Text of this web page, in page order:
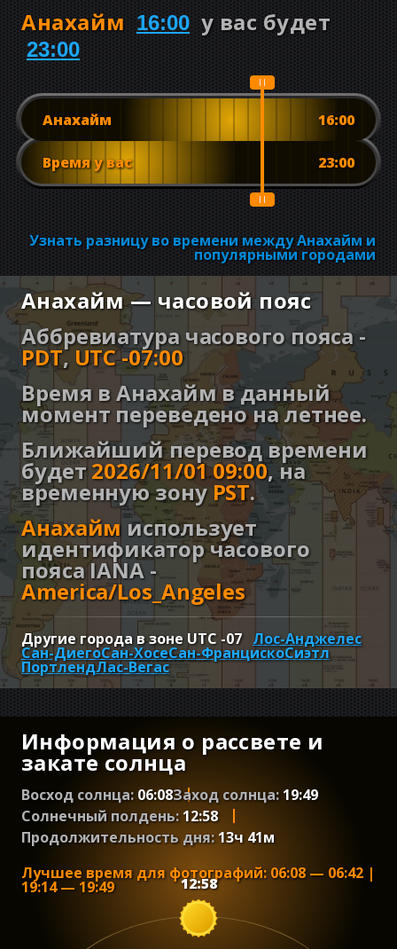
Анахайм 16:00 у вас будет
23:00
Анахайм 16:00
Время у вас 23:00
Узнать разницу во времени между Анахайм и
популярными городами
Анахайм — часовой пояс
Аббревиатура часового пояса -
PDT, UTC -07:00
Время в Анахайм в данный
момент переведено на летнее.
Ближайший перевод времени
будет2026/11/01 09:00, на
временную зону PST.
Анахаймиспользует
идентификатор часового
пояса IANA -
America/Los_Angeles
Другие города в зоне UTC -07 Лос-Анджелес
Сан-ДиегоСан-ХосеСан-ФранцискоСиэтл
ПортлендЛас-Вегас
Информация о рассвете и
закате солнца
Восход солнца: 06:08Заход солнца: 19:49
Солнечный полдень: 12:58
Продолжительность дня: 13ч 41м
Лучшее время для фотографий: 06:08 — 06:42 |
19:14— 19:49 12:58